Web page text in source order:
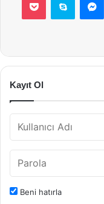
Kayıt Ol
Beni hatırla